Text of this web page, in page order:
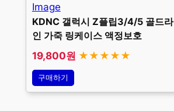
KDNC 갤럭시 Z플립3/4/5 골드라
인 가죽 링케이스 액정보호
19,800원 ★★★★★
구매하기